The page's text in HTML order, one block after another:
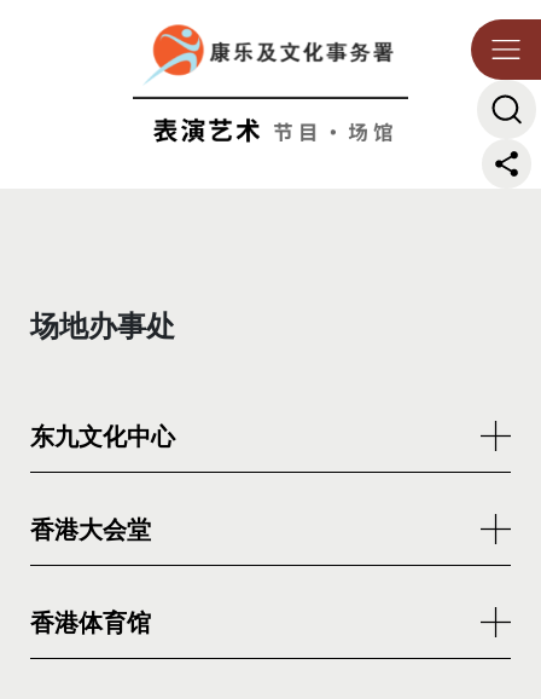
跳到主要内容
场地办事处
东九文化中心
香港大会堂
香港体育馆